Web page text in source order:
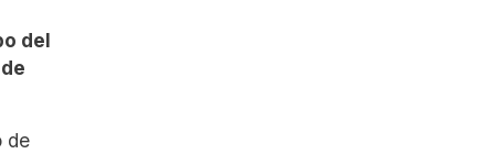
del
de